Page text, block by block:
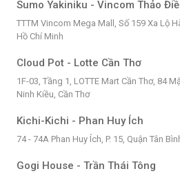
Sumo Yakiniku - Vincom Thảo
TTTM Vincom Mega Mall, Số 159 Xa Lộ
Hồ Chí Minh
Cloud Pot - Lotte Cần Thơ
1F-03, Tầng 1, LOTTE Mart Cần Thơ, 84
Ninh Kiều, Cần Thơ
Kichi-Kichi - Phan Huy Ích
74 - 74A Phan Huy Ích, P. 15, Quận Tân
Gogi House - Trần Thái Tông